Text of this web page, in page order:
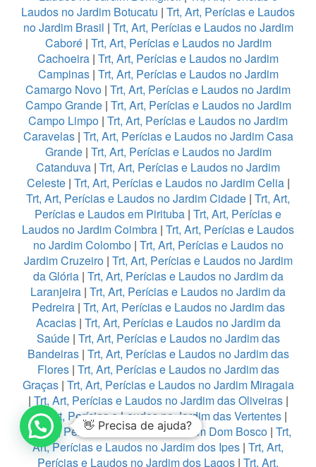
Laudos no Jardim Botucatu | Trt, Art, Perícias e Laudos
no Jardim Brasil | Trt, Art, Perícias e Laudos no Jardim
Caboré| Trt, Art, Perícias e Laudos no Jardim
Cachoeira | Trt, Art, Perícias e Laudos no Jardim
Campinas| Trt, Art, Perícias e Laudos no Jardim
Camargo Novo | Trt, Art, Perícias e Laudos no Jardim
Campo Grande| Trt, Art, Perícias e Laudos no Jardim
Campo Limpo | Trt, Art, Perícias e Laudos no Jardim
Caravelas| Trt, Art, Perícias e Laudos no Jardim Casa
Grande| Trt, Art, Perícias e Laudos no Jardim
Catanduva | Trt, Art, Perícias e Laudos no Jardim
Celeste| Trt, Art, Perícias e Laudos no Jardim Celia|
Trt, Art, Perícias e Laudos no Jardim Cidade | Trt, Art,
Perícias e Laudos em Pirituba | Trt, Art, Perícias e
Laudos no Jardim Coimbra | Trt, Art, Perícias e Laudos
no Jardim Colombo| Trt, Art, Perícias e Laudos no
Jardim Cruzeiro| Trt, Art, Perícias e Laudos no Jardim
da Glória| Trt, Art, Perícias e Laudos no Jardim da
Laranjeira | Trt, Art, Perícias e Laudos no Jardim da
Pedreira| Trt, Art, Perícias e Laudos no Jardim das
Acacias| Trt, Art, Perícias e Laudos no Jardim da
Saúde| Trt, Art, Perícias e Laudos no Jardim das
Bandeiras| Trt, Art, Perícias e Laudos no Jardim das
Flores| Trt, Art, Perícias e Laudos no Jardim das
Graças| Trt, Art, Perícias e Laudos no Jardim Miragaia
| Trt, Art, Perícias e Laudos no Jardim das Oliveiras|
Trt, Art, Perícias e Laudos no Jardim das Vertentes|
Trt, Art, Perícias e Laudos no Jardim Dom Bosco| Trt,
Art, Perícias e Laudos no Jardim dos Ipes | Trt, Art,
Perícias e Laudos no Jardim dos Lagos | Trt, Art,
👋 Precisa de ajuda?